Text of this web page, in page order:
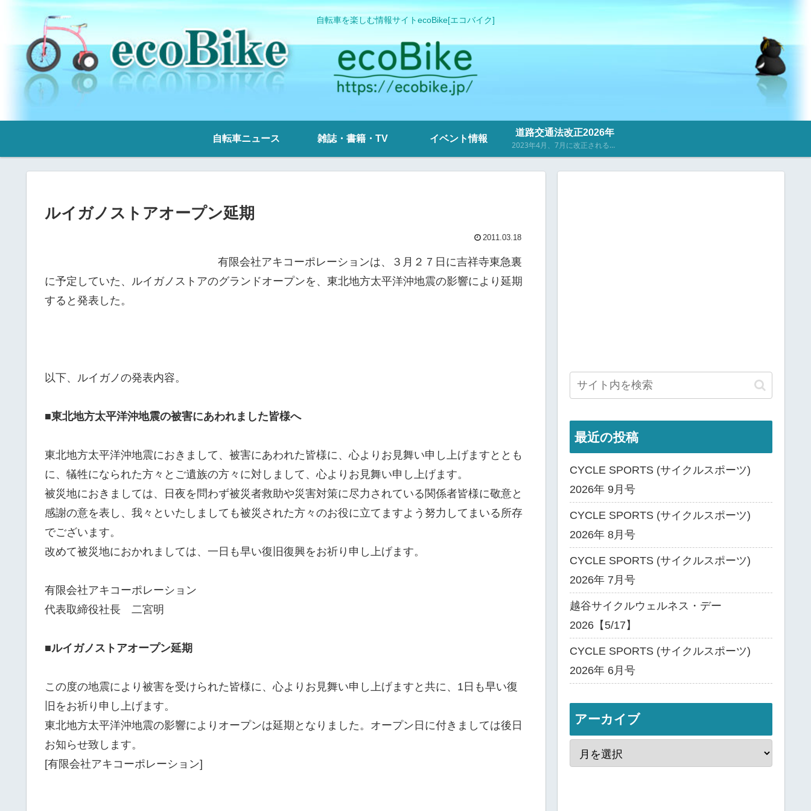
自転車を楽しむ情報サイトecoBike[エコバイク]
自転車ニュース 雑誌・書籍・TV イベント情報
道路交通法改正2026年
2023年4月、7月に改正される道路交通法に関するニュース・記事を掲載しています。
ルイガノストアオープン延期
2011.03.18
有限会社アキコーポレーションは、３月２７日に吉祥寺東急裏
に予定していた、ルイガノストアのグランドオープンを、東北地方太平洋沖地震の影響により延期
すると発表した。
以下、ルイガノの発表内容。
■東北地方太平洋沖地震の被害にあわれました皆様へ
東北地方太平洋沖地震におきまして、被害にあわれた皆様に、心よりお見舞い申し上げますととも
に、犠牲になられた方々とご遺族の方々に対しまして、心よりお見舞い申し上げます。
被災地におきましては、日夜を問わず被災者救助や災害対策に尽力されている関係者皆様に敬意と
感謝の意を表し、我々といたしましても被災された方々のお役に立てますよう努力してまいる所存
でございます。
改めて被災地におかれましては、一日も早い復旧復興をお祈り申し上げます。
有限会社アキコーポレーション
代表取締役社長 二宮明
■ルイガノストアオープン延期
この度の地震により被害を受けられた皆様に、心よりお見舞い申し上げますと共に、1日も早い復
旧をお祈り申し上げます。
東北地方太平洋沖地震の影響によりオープンは延期となりました。オープン日に付きましては後日
お知らせ致します。
[有限会社アキコーポレーション]
最近の投稿
CYCLE SPORTS (サイクルスポーツ)
2026年 9月号
CYCLE SPORTS (サイクルスポーツ)
2026年 8月号
CYCLE SPORTS (サイクルスポーツ)
2026年 7月号
越谷サイクルウェルネス・デー
2026【5/17】
CYCLE SPORTS (サイクルスポーツ)
2026年 6月号
アーカイブ